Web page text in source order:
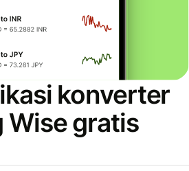
konverter
Wise gratis